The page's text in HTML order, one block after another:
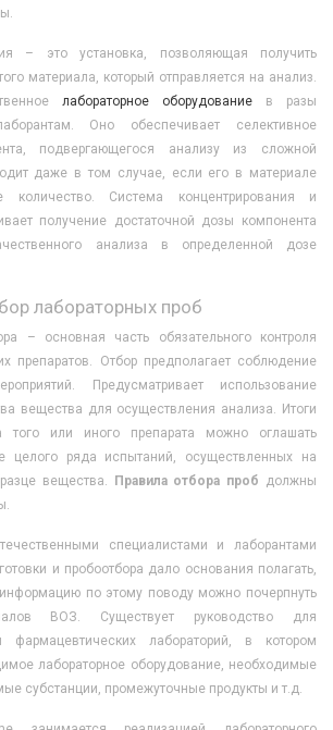
– это установка, позволяющая получить
материала, который отправляется на анализ.
лабораторное оборудование в разы
Оно обеспечивает селективное
подвергающегося анализу из сложной
даже в том случае, если его в материале
количество. Система концентрирования и
получение достаточной дозы компонента
анализа в определенной дозе
лабораторных проб
– основная часть обязательного контроля
препаратов. Отбор предполагает соблюдение
Предусматривает использование
вещества для осуществления анализа. Итоги
того или иного препарата можно оглашать
целого ряда испытаний, осуществленных на
вещества.
Правила отбора проб должны
специалистами и лаборантами
и пробоотбора дало основания полагать,
по этому поводу можно почерпнуть
ВОЗ. Существует руководство для
фармацевтических лабораторий, в котором
лабораторное оборудование, необходимые
субстанции, промежуточные продукты и т.д.